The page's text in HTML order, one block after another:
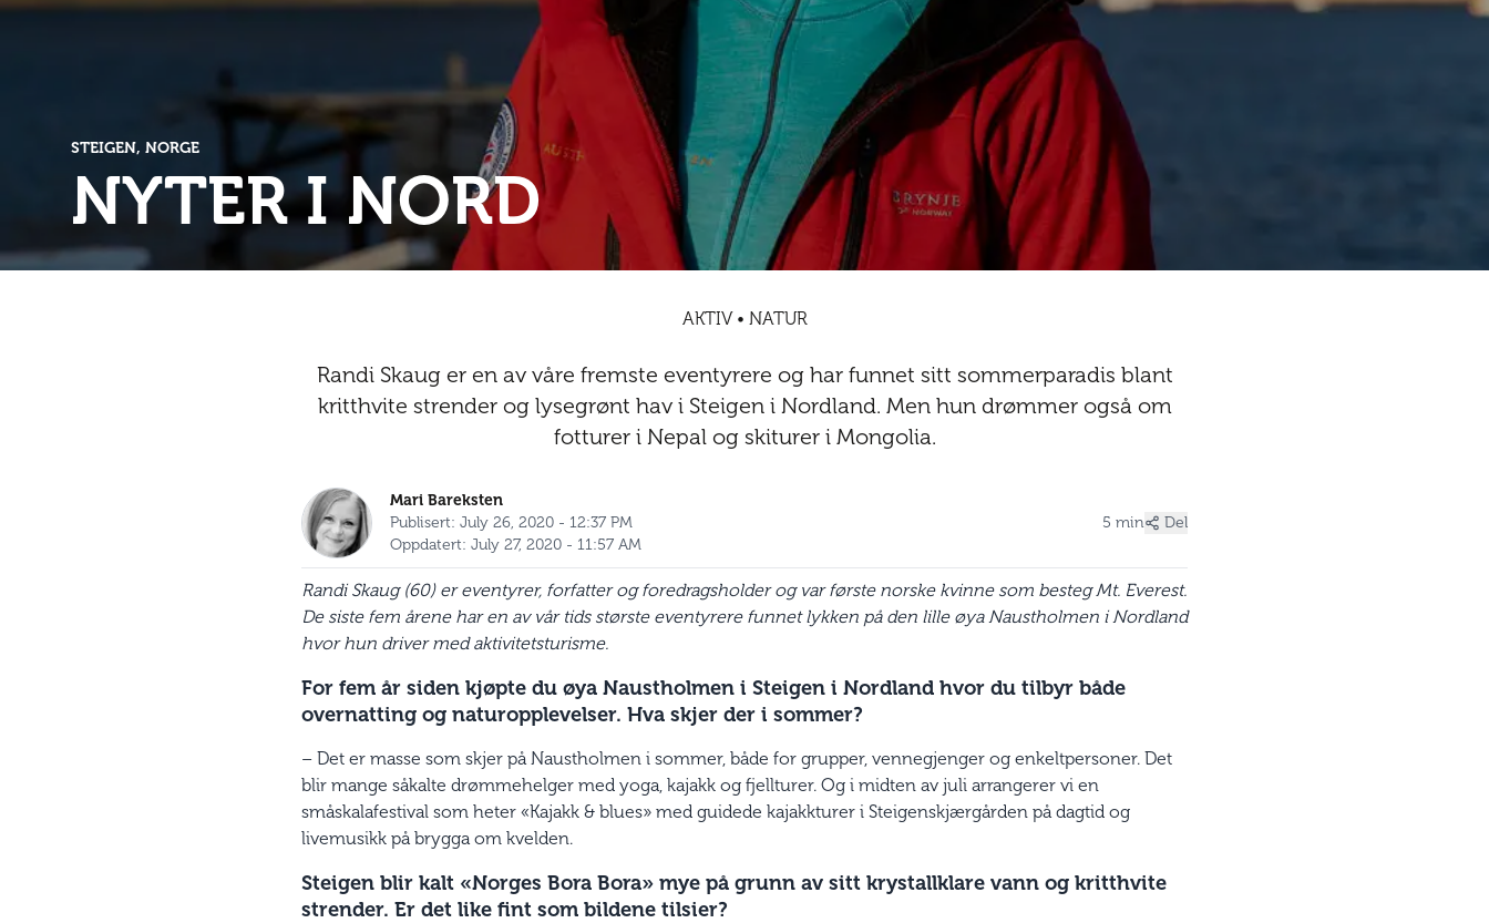
STEIGEN, NORGE
NYTER I NORD
AKTIV • NATUR
Randi Skaug er en av våre fremste eventyrere og har funnet sitt sommerparadis blant
kritthvite strender og lysegrønt hav i Steigen i Nordland. Men hun drømmer også om
fotturer i Nepal og skiturer i Mongolia.
Mari Bareksten
Publisert: July 26, 2020 - 12:37 PM
Oppdatert: July 27, 2020 - 11:57 AM
5 min Del
Randi Skaug (60) er eventyrer, forfatter og foredragsholder og var første norske kvinne som besteg Mt. Everest.
De siste fem årene har en av vår tids største eventyrere funnet lykken på den lille øya Naustholmen i Nordland
hvor hun driver med aktivitetsturisme.
For fem år siden kjøpte du øya Naustholmen i Steigen i Nordland hvor du tilbyr både
overnatting og naturopplevelser. Hva skjer der i sommer?
– Det er masse som skjer på Naustholmen i sommer, både for grupper, vennegjenger og enkeltpersoner. Det
blir mange såkalte drømmehelger med yoga, kajakk og fjellturer. Og i midten av juli arrangerer vi en
småskalafestival som heter «Kajakk & blues» med guidede kajakkturer i Steigenskjærgården på dagtid og
livemusikk på brygga om kvelden.
Steigen blir kalt «Norges Bora Bora» mye på grunn av sitt krystallklare vann og kritthvite
strender. Er det like fint som bildene tilsier?